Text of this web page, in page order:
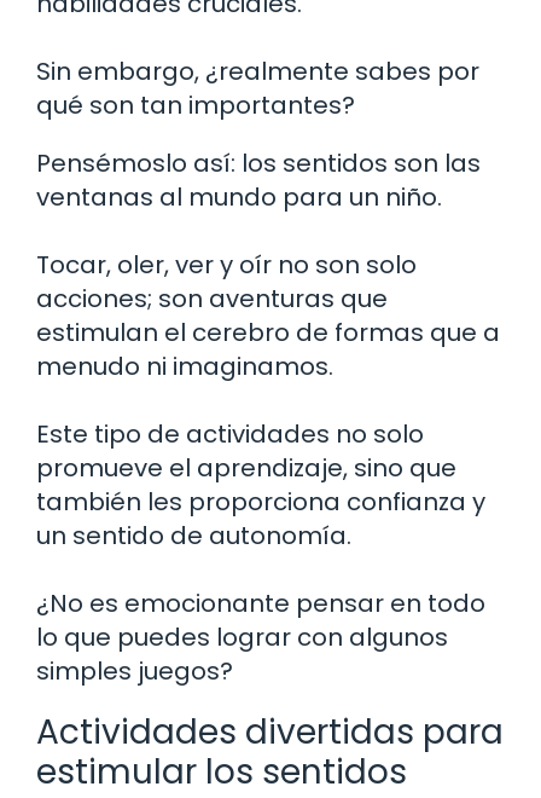
Sin embargo, ¿realmente sabes por
qué son tan importantes?
Pensémoslo así: los sentidos son las
ventanas al mundo para un niño.
Tocar, oler, ver y oír no son solo
acciones; son aventuras que
estimulan el cerebro de formas que a
menudo ni imaginamos.
Este tipo de actividades no solo
promueve el aprendizaje, sino que
también les proporciona confianza y
un sentido de autonomía.
¿No es emocionante pensar en todo
lo que puedes lograr con algunos
simples juegos?
Actividades divertidas para
estimular los sentidos